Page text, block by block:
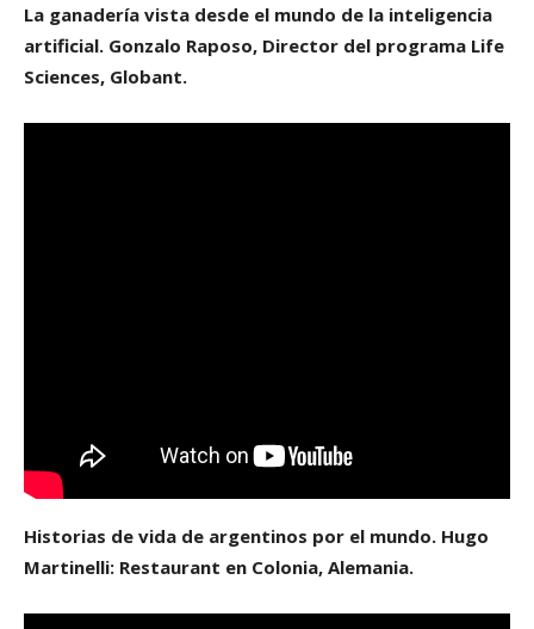
La ganadería vista desde el mundo de la inteligencia
artificial. Gonzalo Raposo, Director del programa Life
Sciences, Globant.
Historias de vida de argentinos por el mundo. Hugo
Martinelli: Restaurant en Colonia, Alemania.